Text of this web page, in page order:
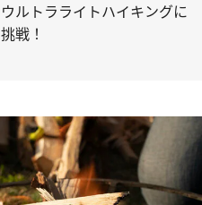
ウルトラライトハイキングに
挑戦！